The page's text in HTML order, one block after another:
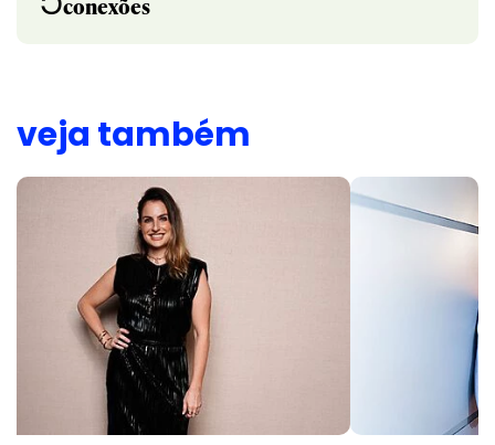
conexões
veja também